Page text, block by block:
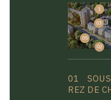
1
02
03
04
05
01
REZ DE